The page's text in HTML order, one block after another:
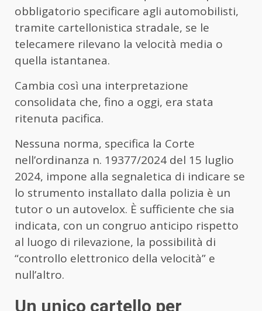
obbligatorio specificare agli automobilisti,
tramite cartellonistica stradale, se le
telecamere rilevano la velocità media o
quella istantanea.
Cambia così una interpretazione
consolidata che, fino a oggi, era stata
ritenuta pacifica.
Nessuna norma, specifica la Corte
nell’ordinanza n. 19377/2024 del 15 luglio
2024, impone alla segnaletica di indicare se
lo strumento installato dalla polizia è un
tutor o un autovelox. È sufficiente che sia
indicata, con un congruo anticipo rispetto
al luogo di rilevazione, la possibilità di
“controllo elettronico della velocità” e
null’altro.
Un unico cartello per